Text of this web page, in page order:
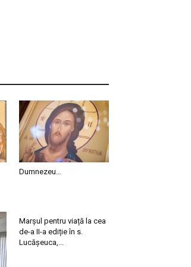
Dumnezeu…
Marșul pentru viață la cea
de-a II-a ediție în s.
Lucășeuca,...